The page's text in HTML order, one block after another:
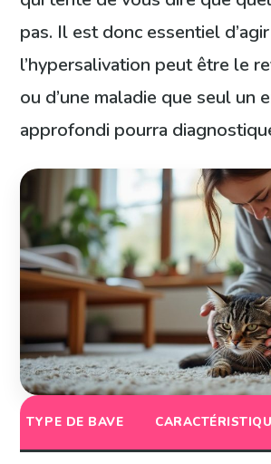
pas. Il est donc essentiel
l’hypersalivation peut être le
ou d’une maladie que seul un
approfondi pourra
TYPE DE BAVE